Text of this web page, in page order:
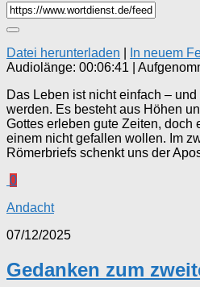
Datei herunterladen In neuem
Audiolänge: 00:06:41
Das Leben ist nicht einfach –
werden. Es besteht aus Höhen
Gottes erleben gute Zeiten, doch
einem nicht gefallen wollen. Im
Römerbriefs schenkt uns der
0
Andacht
07/12/2025
Gedanken zum